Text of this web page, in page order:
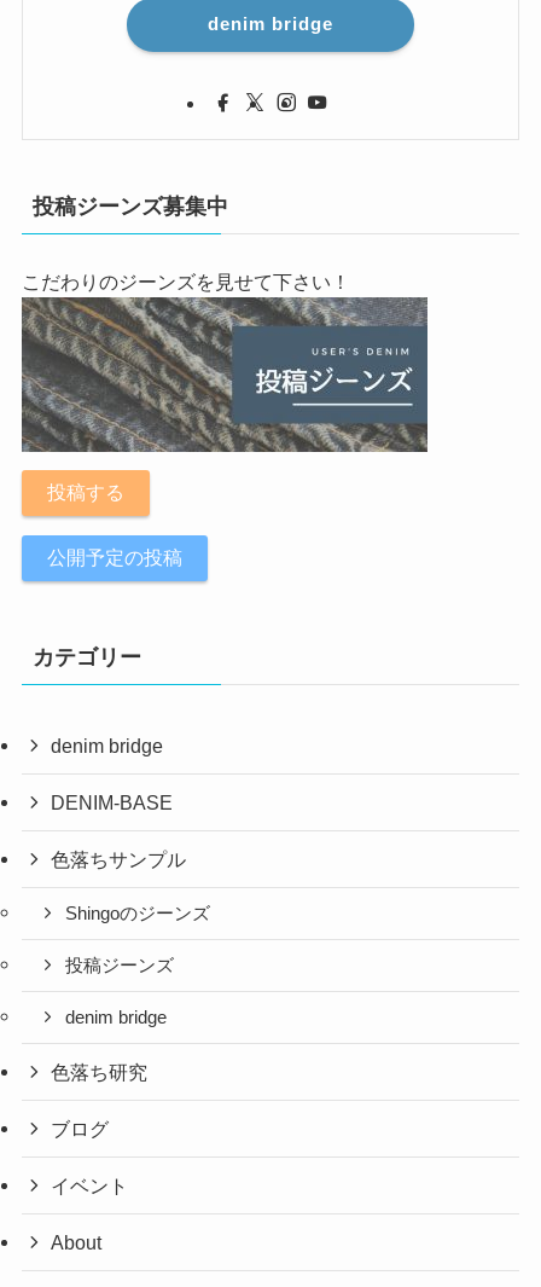
denim bridge
投稿ジーンズ募集中
こだわりのジーンズを見せて下さい！
投稿する
公開予定の投稿
カテゴリー
denim bridge
DENIM-BASE
色落ちサンプル
Shingoのジーンズ
投稿ジーンズ
denim bridge
色落ち研究
ブログ
イベント
About